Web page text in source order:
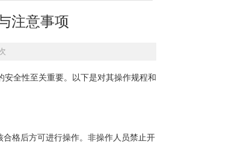
注意事项
全性至关重要。以下是对其操作规程和
格后方可进行操作。非操作人员禁止开